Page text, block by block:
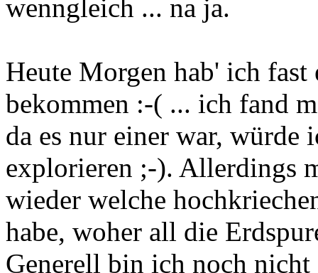
wenngleich ... na ja.
Heute Morgen hab' ich
bekommen :-( ... ich fand
da es nur einer war, würde
explorieren ;-). Allerdings
wieder welche
habe, woher all die
Generell bin ich noch